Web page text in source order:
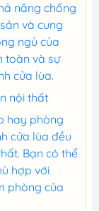
năng chống
và cung
ngủ của
toàn và sự
cửa lùa.
nội thất
hay phòng
cửa lùa đều
Bạn có thể
hợp với
phòng của